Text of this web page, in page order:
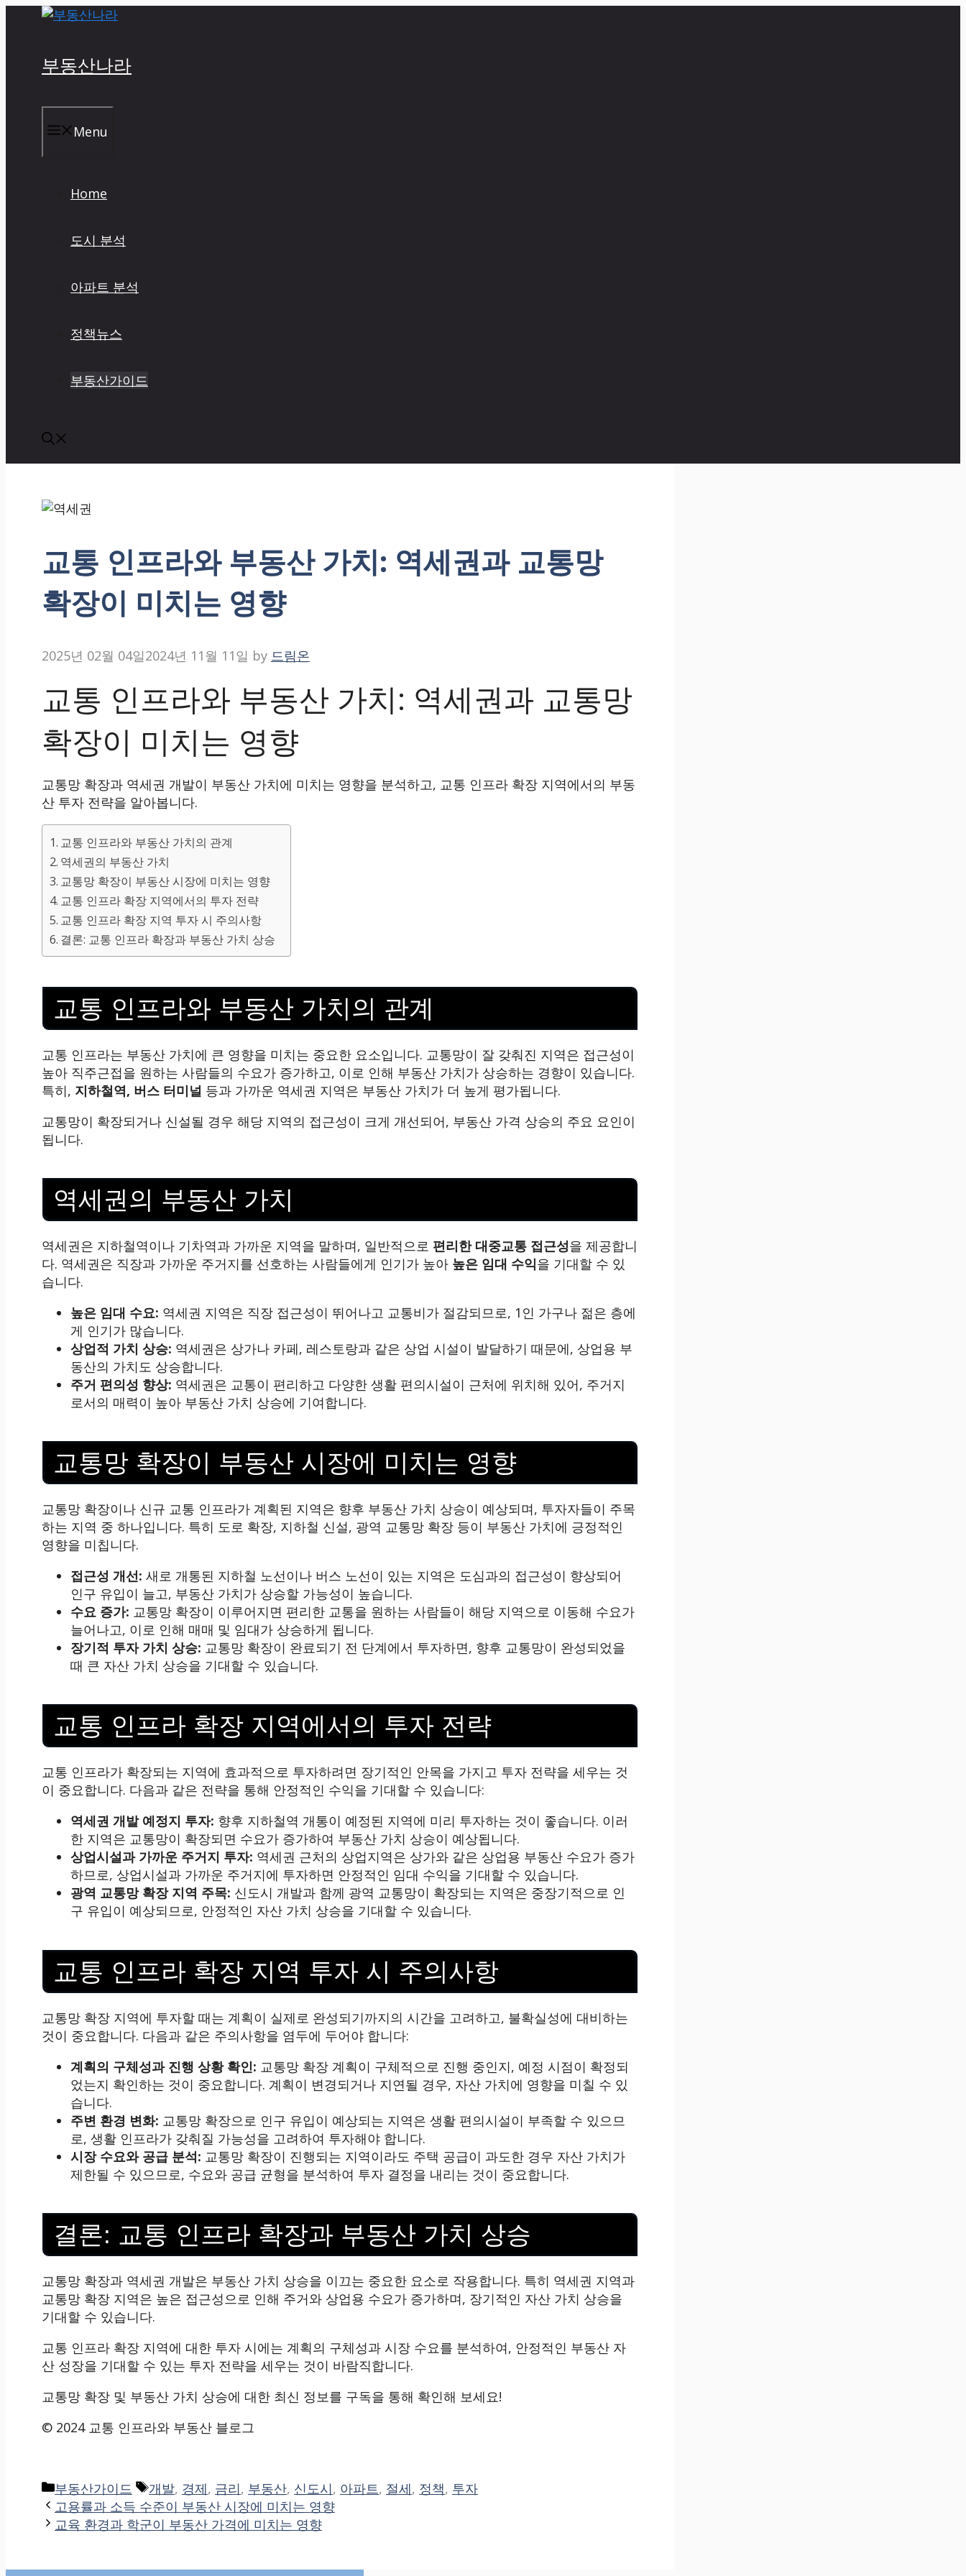
부동산나라
Menu
Home
도시 분석
아파트 분석
정책뉴스
부동산가이드
교통 인프라와 부동산 가치: 역세권과 교통망
확장이 미치는 영향
2025년 02월 04일2024년 11월 11일 by 드림온
교통 인프라와 부동산 가치: 역세권과 교통망
확장이 미치는 영향
교통망 확장과 역세권 개발이 부동산 가치에 미치는 영향을 분석하고, 교통 인프라 확장 지역에서의 부동
산 투자 전략을 알아봅니다.
교통 인프라와 부동산 가치의 관계
역세권의 부동산 가치
교통망 확장이 부동산 시장에 미치는 영향
교통 인프라 확장 지역에서의 투자 전략
교통 인프라 확장 지역 투자 시 주의사항
결론: 교통 인프라 확장과 부동산 가치 상승
교통 인프라와 부동산 가치의 관계
교통 인프라는 부동산 가치에 큰 영향을 미치는 중요한 요소입니다. 교통망이 잘 갖춰진 지역은 접근성이
높아 직주근접을 원하는 사람들의 수요가 증가하고, 이로 인해 부동산 가치가 상승하는 경향이 있습니다.
특히, 지하철역, 버스 터미널 등과 가까운 역세권 지역은 부동산 가치가 더 높게 평가됩니다.
교통망이 확장되거나 신설될 경우 해당 지역의 접근성이 크게 개선되어, 부동산 가격 상승의 주요 요인이
됩니다.
역세권의 부동산 가치
역세권은 지하철역이나 기차역과 가까운 지역을 말하며, 일반적으로 편리한 대중교통 접근성을 제공합니
다. 역세권은 직장과 가까운 주거지를 선호하는 사람들에게 인기가 높아 높은 임대 수익을 기대할 수 있
습니다.
높은 임대 수요: 역세권 지역은 직장 접근성이 뛰어나고 교통비가 절감되므로, 1인 가구나 젊은 층에
게 인기가 많습니다.
상업적 가치 상승: 역세권은 상가나 카페, 레스토랑과 같은 상업 시설이 발달하기 때문에, 상업용 부
동산의 가치도 상승합니다.
주거 편의성 향상: 역세권은 교통이 편리하고 다양한 생활 편의시설이 근처에 위치해 있어, 주거지
로서의 매력이 높아 부동산 가치 상승에 기여합니다.
교통망 확장이 부동산 시장에 미치는 영향
교통망 확장이나 신규 교통 인프라가 계획된 지역은 향후 부동산 가치 상승이 예상되며, 투자자들이 주목
하는 지역 중 하나입니다. 특히 도로 확장, 지하철 신설, 광역 교통망 확장 등이 부동산 가치에 긍정적인
영향을 미칩니다.
접근성 개선: 새로 개통된 지하철 노선이나 버스 노선이 있는 지역은 도심과의 접근성이 향상되어
인구 유입이 늘고, 부동산 가치가 상승할 가능성이 높습니다.
수요 증가: 교통망 확장이 이루어지면 편리한 교통을 원하는 사람들이 해당 지역으로 이동해 수요가
늘어나고, 이로 인해 매매 및 임대가 상승하게 됩니다.
장기적 투자 가치 상승: 교통망 확장이 완료되기 전 단계에서 투자하면, 향후 교통망이 완성되었을
때 큰 자산 가치 상승을 기대할 수 있습니다.
교통 인프라 확장 지역에서의 투자 전략
교통 인프라가 확장되는 지역에 효과적으로 투자하려면 장기적인 안목을 가지고 투자 전략을 세우는 것
이 중요합니다. 다음과 같은 전략을 통해 안정적인 수익을 기대할 수 있습니다:
역세권 개발 예정지 투자: 향후 지하철역 개통이 예정된 지역에 미리 투자하는 것이 좋습니다. 이러
한 지역은 교통망이 확장되면 수요가 증가하여 부동산 가치 상승이 예상됩니다.
상업시설과 가까운 주거지 투자: 역세권 근처의 상업지역은 상가와 같은 상업용 부동산 수요가 증가
하므로, 상업시설과 가까운 주거지에 투자하면 안정적인 임대 수익을 기대할 수 있습니다.
광역 교통망 확장 지역 주목: 신도시 개발과 함께 광역 교통망이 확장되는 지역은 중장기적으로 인
구 유입이 예상되므로, 안정적인 자산 가치 상승을 기대할 수 있습니다.
교통 인프라 확장 지역 투자 시 주의사항
교통망 확장 지역에 투자할 때는 계획이 실제로 완성되기까지의 시간을 고려하고, 불확실성에 대비하는
것이 중요합니다. 다음과 같은 주의사항을 염두에 두어야 합니다:
계획의 구체성과 진행 상황 확인: 교통망 확장 계획이 구체적으로 진행 중인지, 예정 시점이 확정되
었는지 확인하는 것이 중요합니다. 계획이 변경되거나 지연될 경우, 자산 가치에 영향을 미칠 수 있
습니다.
주변 환경 변화: 교통망 확장으로 인구 유입이 예상되는 지역은 생활 편의시설이 부족할 수 있으므
로, 생활 인프라가 갖춰질 가능성을 고려하여 투자해야 합니다.
시장 수요와 공급 분석: 교통망 확장이 진행되는 지역이라도 주택 공급이 과도한 경우 자산 가치가
제한될 수 있으므로, 수요와 공급 균형을 분석하여 투자 결정을 내리는 것이 중요합니다.
결론: 교통 인프라 확장과 부동산 가치 상승
교통망 확장과 역세권 개발은 부동산 가치 상승을 이끄는 중요한 요소로 작용합니다. 특히 역세권 지역과
교통망 확장 지역은 높은 접근성으로 인해 주거와 상업용 수요가 증가하며, 장기적인 자산 가치 상승을
기대할 수 있습니다.
교통 인프라 확장 지역에 대한 투자 시에는 계획의 구체성과 시장 수요를 분석하여, 안정적인 부동산 자
산 성장을 기대할 수 있는 투자 전략을 세우는 것이 바람직합니다.
교통망 확장 및 부동산 가치 상승에 대한 최신 정보를 구독을 통해 확인해 보세요!
© 2024 교통 인프라와 부동산 블로그
Categories
부동산가이드 Tags
개발, 경제, 금리, 부동산, 신도시, 아파트, 절세, 정책, 투자
고용률과 소득 수준이 부동산 시장에 미치는 영향
교육 환경과 학군이 부동산 가격에 미치는 영향